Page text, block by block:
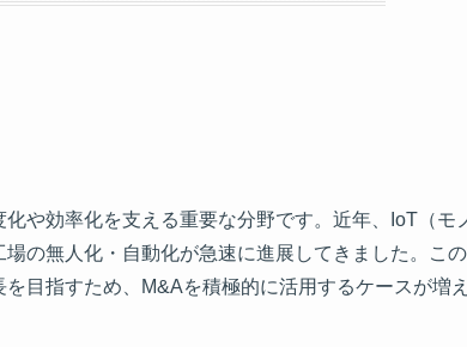
や効率化を支える重要な分野です。近年、IoT（モ
の無人化・自動化が急速に進展してきました。この
目指すため、M&Aを積極的に活用するケースが増え